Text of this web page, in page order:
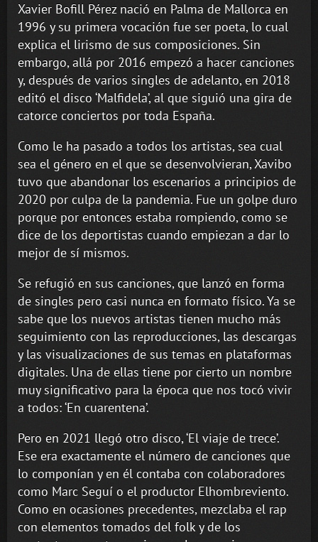
Xavier Bofill Pérez nació en Palma de Mallorca en
1996 y su primera vocación fue ser poeta, lo cual
explica el lirismo de sus composiciones. Sin
embargo, allá por 2016 empezó a hacer canciones
y, después de varios singles de adelanto, en 2018
editó el disco ‘Malfidela’, al que siguió una gira de
catorce conciertos por toda España.
Como le ha pasado a todos los artistas, sea cual
sea el género en el que se desenvolvieran, Xavibo
tuvo que abandonar los escenarios a principios de
2020 por culpa de la pandemia. Fue un golpe duro
porque por entonces estaba rompiendo, como se
dice de los deportistas cuando empiezan a dar lo
mejor de sí mismos.
Se refugió en sus canciones, que lanzó en forma
de singles pero casi nunca en formato físico. Ya se
sabe que los nuevos artistas tienen mucho más
seguimiento con las reproducciones, las descargas
y las visualizaciones de sus temas en plataformas
digitales. Una de ellas tiene por cierto un nombre
muy significativo para la época que nos tocó vivir
a todos: ‘En cuarentena’.
Pero en 2021 llegó otro disco, ‘El viaje de trece’.
Ese era exactamente el número de canciones que
lo componían y en él contaba con colaboradores
como Marc Seguí o el productor Elhombreviento.
Como en ocasiones precedentes, mezclaba el rap
con elementos tomados del folk y de los